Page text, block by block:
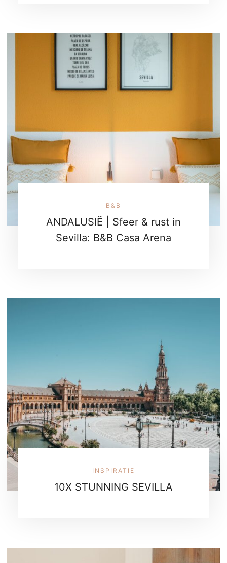
B&B
ANDALUSIË | Sfeer & rust in
Sevilla: B&B Casa Arena
INSPIRATIE
10X STUNNING SEVILLA